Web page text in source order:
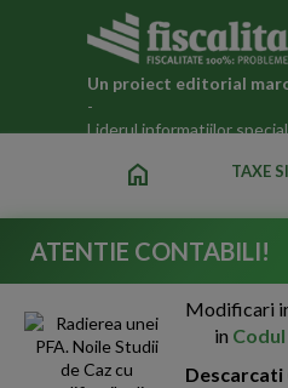
Un proiect editorial
-
Liderul informatiilor
home TAXE
In Romania
17-Mar-2011
ATENTIE CONTABILI!
Modificari
in
Descarcati